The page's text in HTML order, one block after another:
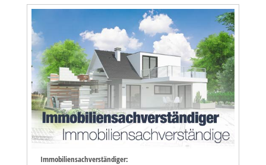
Immobiliensachverständiger: